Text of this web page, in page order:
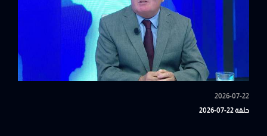
2026-07-22
حلقة 22-07-2026